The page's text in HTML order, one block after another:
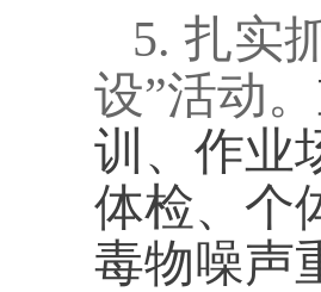
5. 扎实
设”活动。
训、作业
体检、个
毒物噪声